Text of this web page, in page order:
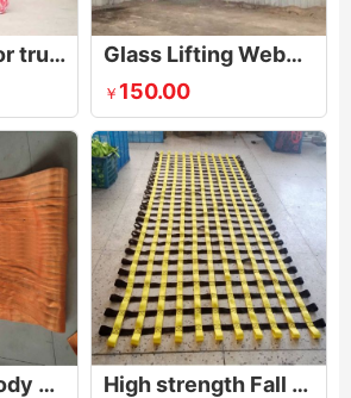
Spider Sling for truck crane Glass Lifting Webbing Sling
￥ 150.00
Nylon Wide Body Heavy Duty Basket Web Sling High strength Fall Arrest Safety Net